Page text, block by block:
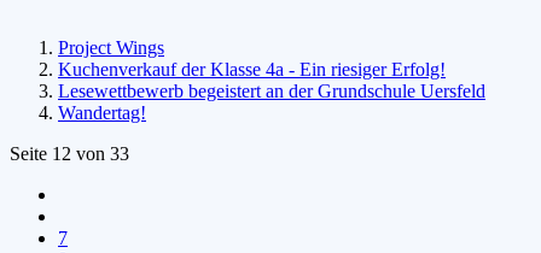
Project Wings
Kuchenverkauf der Klasse 4a - Ein riesiger Erfolg!
Lesewettbewerb begeistert an der Grundschule Uersfeld
Wandertag!
Seite 12 von 33
7